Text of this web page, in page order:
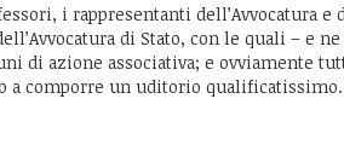
i rappresentanti dell’Avvocatura e
di Stato, con le quali – e
di azione associativa; e ovviamente
a comporre un uditorio qualificatissimo.